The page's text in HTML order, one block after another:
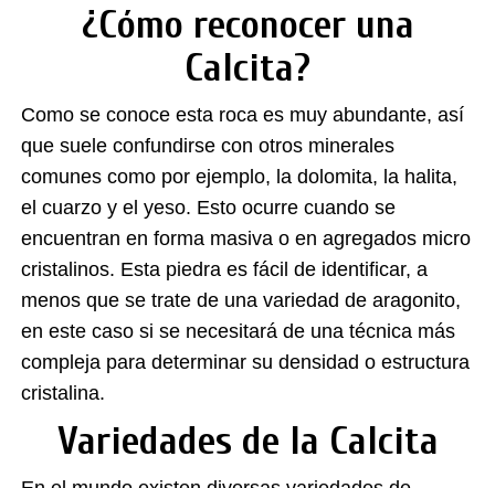
¿Cómo reconocer una
Calcita?
Como se conoce esta roca es muy abundante, así
que suele confundirse con otros minerales
comunes como por ejemplo, la dolomita, la halita,
el cuarzo y el yeso. Esto ocurre cuando se
encuentran en forma masiva o en agregados micro
cristalinos. Esta piedra es fácil de identificar, a
menos que se trate de una variedad de aragonito,
en este caso si se necesitará de una técnica más
compleja para determinar su densidad o estructura
cristalina.
Variedades de la Calcita